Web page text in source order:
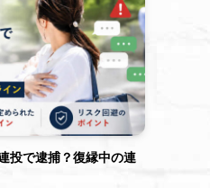
投で逮捕？復縁中の連